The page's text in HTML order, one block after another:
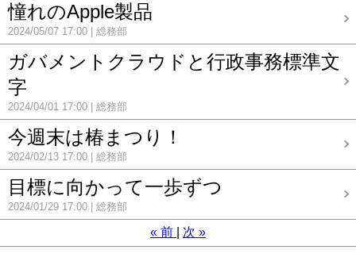
憧れのApple製品
2024/05/07 17:00 総務部
ガバメントクラウドと行政事務標準文
字
2024/04/01 17:00 総務部
今週末は椿まつり！
2024/02/13 17:00 総務部
目標に向かって一歩ずつ
2024/01/29 17:00 総務部
« 前 次 »